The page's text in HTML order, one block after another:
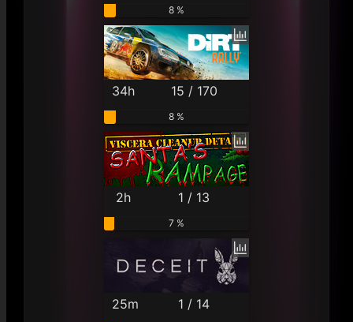
8 %
34h 15 / 170
8 %
2h 1 / 13
7 %
25m 1 / 14